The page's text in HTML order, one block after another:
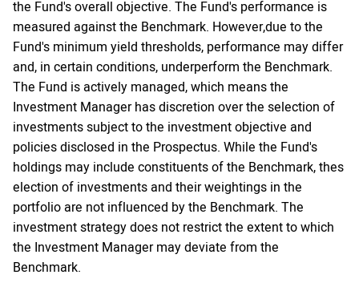
the Fund's overall objective. The Fund's performance is
measured against the Benchmark. However,due to the
Fund's minimum yield thresholds, performance may differ
and, in certain conditions, underperform the Benchmark.
The Fund is actively managed, which means the
Investment Manager has discretion over the selection of
investments subject to the investment objective and
policies disclosed in the Prospectus. While the Fund's
holdings may include constituents of the Benchmark, thes
election of investments and their weightings in the
portfolio are not influenced by the Benchmark. The
investment strategy does not restrict the extent to which
the Investment Manager may deviate from the
Benchmark.